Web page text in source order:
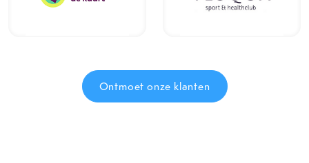
Ontmoet onze klanten